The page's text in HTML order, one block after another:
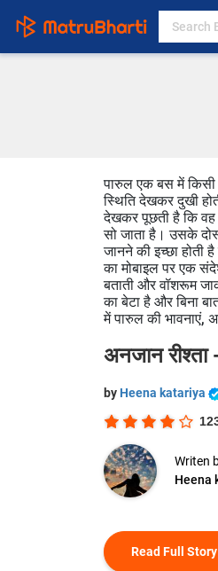
पारुल एक बस में किसी
स्थिति देखकर दुखी
देखकर पूछती है कि वह
सो जाता है। उसके
जानने की इच्छा
का मोबाइल पर एक
बताती और वॉशरूम
का बेटा है और बिना
में पारुल की भावनाएं,
अनजान रीश्ता
by Heena katariya
Writen
Heena
Read Full Story